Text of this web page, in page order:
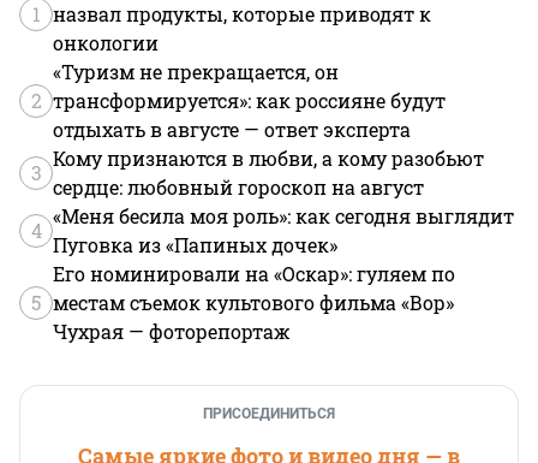
1 назвал продукты, которые приводят к
онкологии
2
«Туризм не прекращается, он
трансформируется»: как россияне будут
отдыхать в августе — ответ эксперта
3
Кому признаются в любви, а кому разобьют
сердце: любовный гороскоп на август
4
«Меня бесила моя роль»: как сегодня выглядит
Пуговка из «Папиных дочек»
5
Его номинировали на «Оскар»: гуляем по
местам съемок культового фильма «Вор»
Чухрая — фоторепортаж
ПРИСОЕДИНИТЬСЯ
Самые яркие фото и видео дня — в